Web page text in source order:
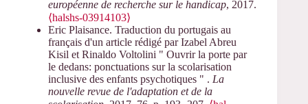
européenne de recherche sur le handicap, 2017.
⟨halshs-03914103⟩
Eric Plaisance. Traduction du portugais au
français d'un article rédigé par Izabel Abreu
Kisil et Rinaldo Voltolini " Ouvrir la porte par
le dedans: ponctuations sur la scolarisation
inclusive des enfants psychotiques " . La
nouvelle revue de l'adaptation et de la